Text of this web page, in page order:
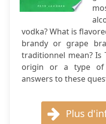
vodka? What is
brandy or grape
traditionnel mean? Is
origin or a type of
answers to these
Plus